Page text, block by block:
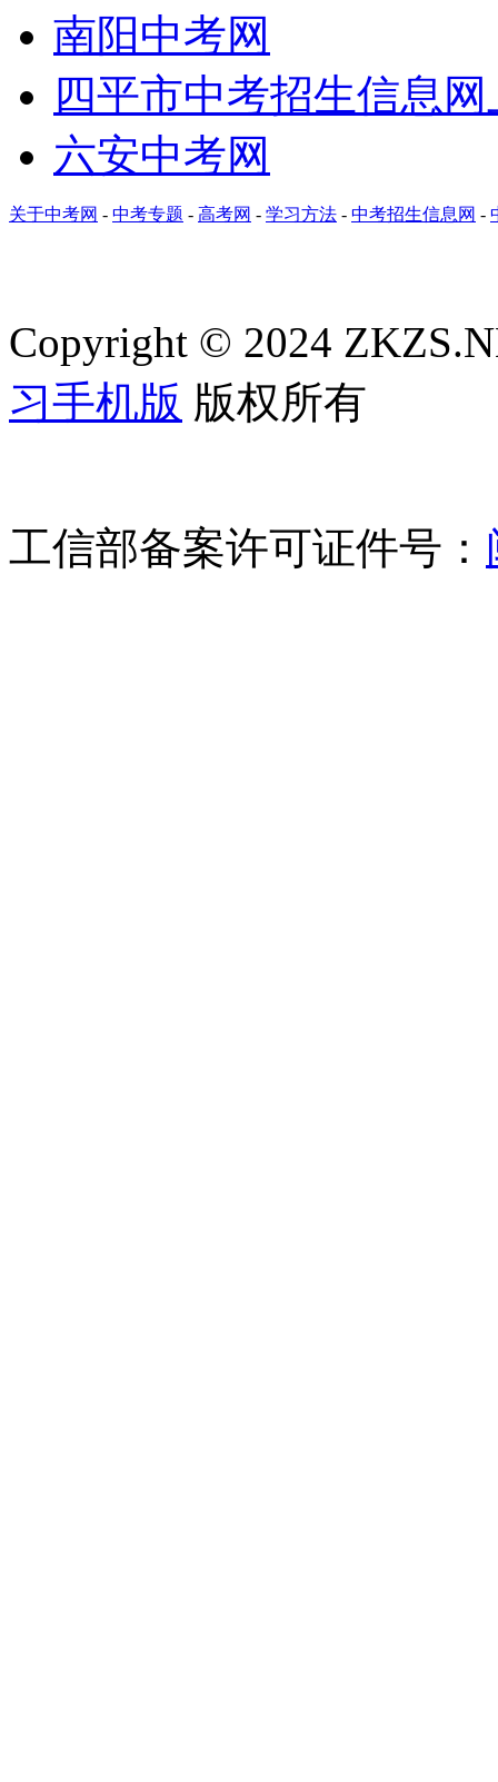
南阳中考网
四平市中考招生信息
六安中考网
关于中考网 - 中考专题 - 高考网 - 学习方法 - 中考招生信息网 -
Copyright © 2024
习手机版 版权所有
工信部备案许可证件号：